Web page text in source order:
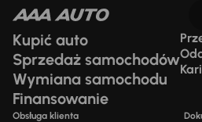
Kupić auto
Sprzedaż samochodów
Wymiana samochodu
Finansowanie
Obsługa klienta